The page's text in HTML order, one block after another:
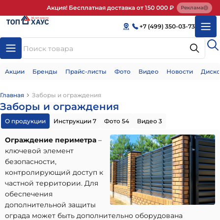
Акция! Бесплатная доставка от 150 000 ₽ Реклама
+7 (499) 350-03-73
Акции Бренды Прайс-листы Фото Видео Новости
Главная Заборы и ограждения
Заборы и ограждения
О продукции Инструкции 7 Фото 54 Видео 3
Ограждение периметра –
ключевой элемент
безопасности,
контролирующий доступ к
частной территории. Для
обеспечения
дополнительной защиты
ограда может быть дополнительно оборудована